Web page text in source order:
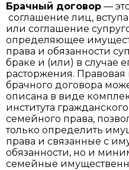
Брачный договор —
соглашение лиц,
или соглашение
определяющее
права и обязанности
браке и (или) в случае
расторжения.
брачного договора
описана в виде
института
семейного права,
только определить
права и связанные с
обязанности, но и
семейные